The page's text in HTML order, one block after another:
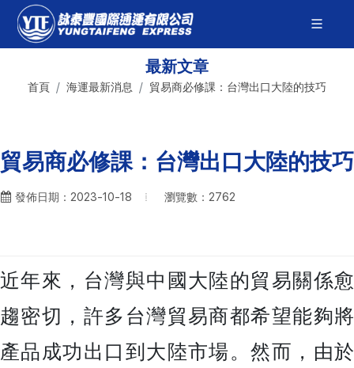
最新文章
首頁 海運最新消息 貿易商必修課：台灣出口大陸的技巧
貿易商必修課：台灣出口大陸的技巧
發佈日期：2023-10-18 瀏覽數：2762
近年來，台灣與中國大陸的貿易關係愈
趨密切，許多台灣貿易商都希望能夠將
產品成功出口到大陸市場。然而，由於